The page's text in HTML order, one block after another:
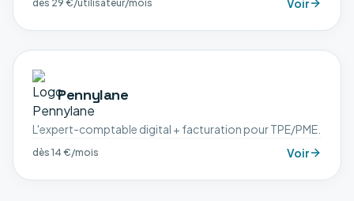
dès 29 €/utilisateur/mois Voir
Pennylane
L'expert-comptable digital + facturation pour TPE/PME.
dès 14 €/mois Voir